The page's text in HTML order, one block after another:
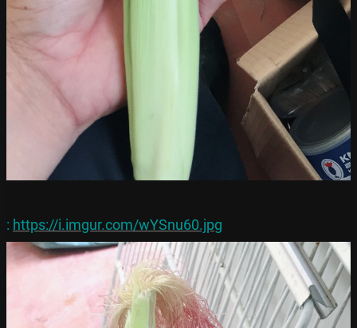
: https://i.imgur.com/wYSnu60.jpg